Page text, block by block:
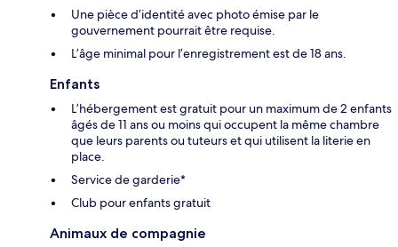
Une pièce d’identité avec photo émise par le
gouvernement pourrait être requise.
L’âge minimal pour l’enregistrement est de 18 ans.
Enfants
L’hébergement est gratuit pour un maximum de 2 enfants
âgés de 11 ans ou moins qui occupent la même chambre
que leurs parents ou tuteurs et qui utilisent la literie en
place.
Service de garderie*
Club pour enfants gratuit
Animaux de compagnie